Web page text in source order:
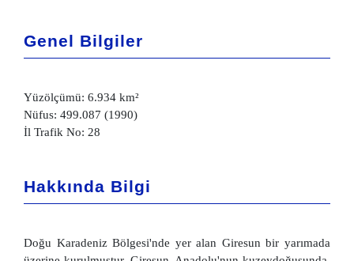
Genel Bilgiler
Yüzölçümü: 6.934 km²
Nüfus: 499.087 (1990)
İl Trafik No: 28
Hakkında Bilgi
Doğu Karadeniz Bölgesi'nde yer alan Giresun bir yarımada